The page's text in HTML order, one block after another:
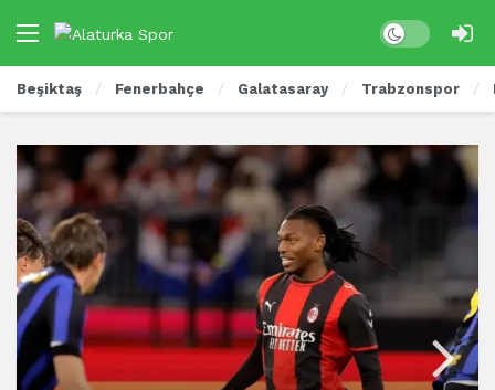
Beşiktaş Fenerbahçe Galatasaray Trabzonspor